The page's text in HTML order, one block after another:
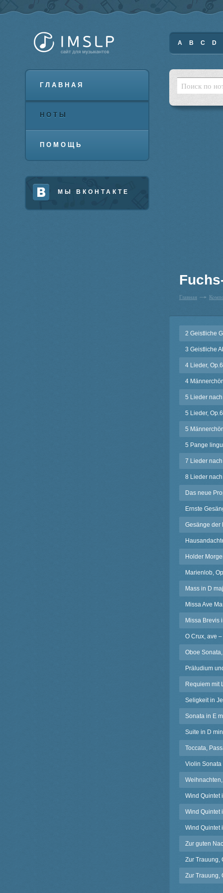
ГЛАВНАЯ
НОТЫ
ПОМОЩЬ
МЫ ВКОНТАКТЕ
A B C D
Главная
2 Geistliche
3 Geistliche
4 Lieder,
4
5 Lieder
5 Lieder,
5
5 Pange
7 Lieder
8 Lieder
Das neue
Ernste
Gesänge der
Holder
Marienlob,
Mass in D
Missa Ave
Missa Brevis
O Crux, ave
Oboe
Präludium
Requiem mit
Seligkeit in
Sonata in E
Suite in D
Toccata,
Violin Sonata
Wind Quintet
Wind Quintet
Wind Quintet
Zur guten
Zur Trauung,
Zur Trauung,